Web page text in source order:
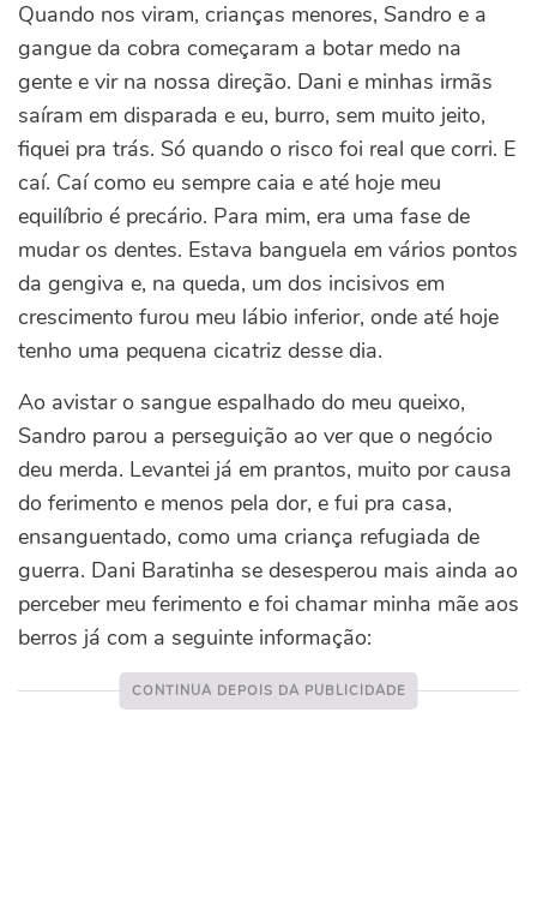
Quando nos viram, crianças menores, Sandro e a
gangue da cobra começaram a botar medo na
gente e vir na nossa direção. Dani e minhas irmãs
saíram em disparada e eu, burro, sem muito jeito,
fiquei pra trás. Só quando o risco foi real que corri. E
caí. Caí como eu sempre caia e até hoje meu
equilíbrio é precário. Para mim, era uma fase de
mudar os dentes. Estava banguela em vários pontos
da gengiva e, na queda, um dos incisivos em
crescimento furou meu lábio inferior, onde até hoje
tenho uma pequena cicatriz desse dia.
Ao avistar o sangue espalhado do meu queixo,
Sandro parou a perseguição ao ver que o negócio
deu merda. Levantei já em prantos, muito por causa
do ferimento e menos pela dor, e fui pra casa,
ensanguentado, como uma criança refugiada de
guerra. Dani Baratinha se desesperou mais ainda ao
perceber meu ferimento e foi chamar minha mãe aos
berros já com a seguinte informação: